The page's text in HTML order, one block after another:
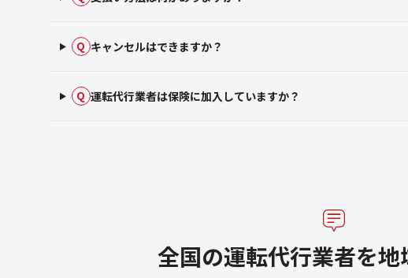
Q キャンセルはできますか？
Q 運転代行業者は保険に加入していますか？
全国の運転代行業者を地